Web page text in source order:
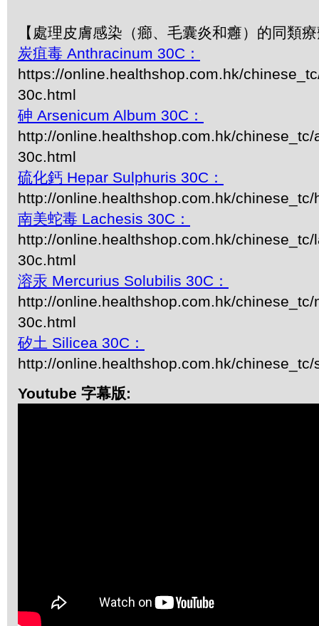
【處理皮膚感染（癤、毛囊炎和癰）的同類
炭疽毒 Anthracinum 30C：
https://online.healthshop.com.hk/
30c.html
砷 Arsenicum Album 30C：
http://online.healthshop.com.hk/
30c.html
硫化鈣 Hepar Sulphuris 30C：
http://online.healthshop.com.hk/
南美蛇毒 Lachesis 30C：
http://online.healthshop.com.hk/
30c.html
溶汞 Mercurius Solubilis 30C：
http://online.healthshop.com.hk/
30c.html
矽土 Silicea 30C：
http://online.healthshop.com.hk/
Youtube 字幕版: